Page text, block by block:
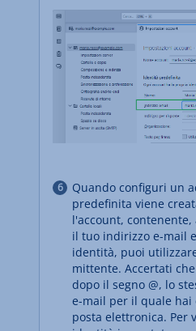
Quando configuri un
predefinita viene
l'account,
il tuo indirizzo e-mail
identità, puoi
mittente. Accertati
dopo il segno @, lo
e-mail per il quale hai
posta elettronica. Per